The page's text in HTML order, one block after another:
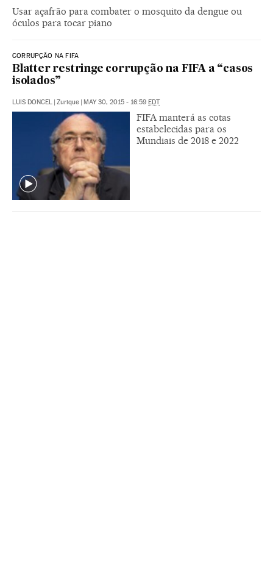
Usar açafrão para combater o mosquito da dengue ou
óculos para tocar piano
CORRUPÇÃO NA FIFA
Blatter restringe corrupção na FIFA a “casos
isolados”
LUIS DONCEL | Zurique | MAY 30, 2015 - 16:59 EDT
FIFA manterá as cotas
estabelecidas para os
Mundiais de 2018 e 2022